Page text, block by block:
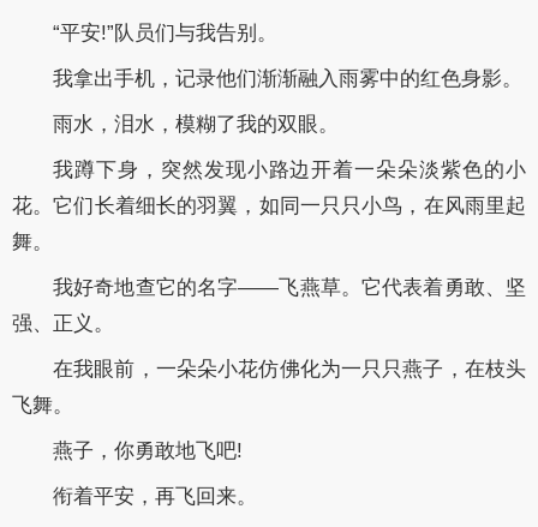
“平安!”队员们与我告别。
我拿出手机，记录他们渐渐融入雨雾中的红色身影。
雨水，泪水，模糊了我的双眼。
我蹲下身，突然发现小路边开着一朵朵淡紫色的小
花。它们长着细长的羽翼，如同一只只小鸟，在风雨里起
舞。
我好奇地查它的名字——飞燕草。它代表着勇敢、坚
强、正义。
在我眼前，一朵朵小花仿佛化为一只只燕子，在枝头
飞舞。
燕子，你勇敢地飞吧!
衔着平安，再飞回来。